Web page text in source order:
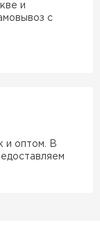
и
с
и оптом. В